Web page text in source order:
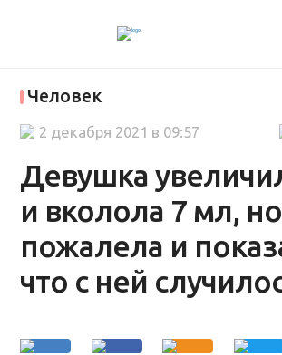
Человек
Девушка
и вколола 7 мл, но
пожалела и
что с ней
2 декабря 2021 в 09:57